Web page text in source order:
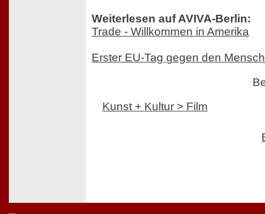
Weiterlesen auf AVIVA-Berlin:
Trade - Willkommen in Amerika
Erster EU-Tag gegen den
Kunst + Kultur > Film